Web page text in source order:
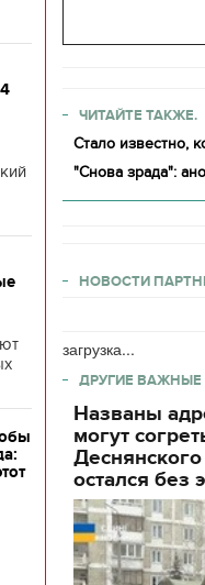
ЧИТАЙТЕ ТАКЖЕ.
Стало известно,
"Снова зрада":
НОВОСТИ
загрузка...
ДРУГИЕ
Названы
могут
остался без